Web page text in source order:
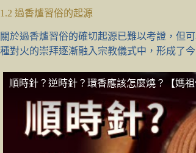
1.2 過香爐習俗的起源
關於過香爐習俗的確切起源已難以考證，但
種對火的崇拜逐漸融入宗教儀式中，形成了
順時針？逆時針？環香應該怎麼燒？【媽祖